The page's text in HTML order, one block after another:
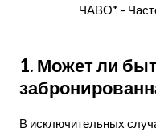
ЧАВО* -
1. Может ли
В исключительных